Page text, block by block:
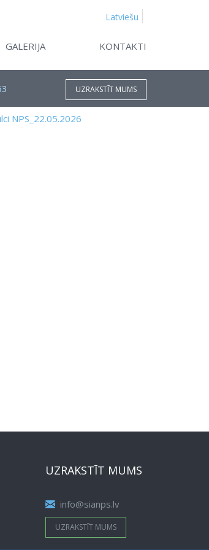
Latviešu
GALERIJA KONTAKTI
UZRAKSTĪT MUMS
NPS_22.05.2026
UZRAKSTĪT MUMS
info@sianps.lv
UZRAKSTĪT MUMS